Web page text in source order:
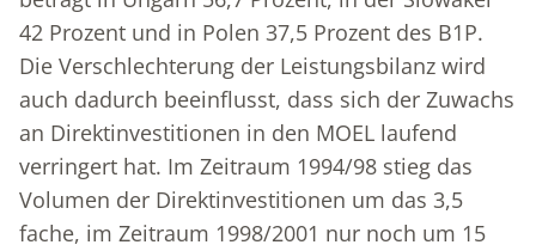
42 Prozent und in Polen 37,5 Prozent des B1P.
Die Verschlechterung der Leistungsbilanz wird
auch dadurch beeinflusst, dass sich der Zuwachs
an Direktinvestitionen in den MOEL laufend
verringert hat. Im Zeitraum 1994/98 stieg das
Volumen der Direktinvestitionen um das 3,5
fache, im Zeitraum 1998/2001 nur noch um 15